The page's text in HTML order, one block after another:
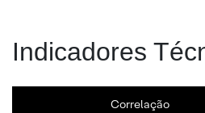
Indicadores
Correlação